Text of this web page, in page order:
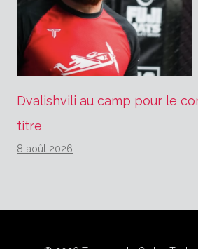
Dvalishvili au camp pour le
titre
8 août 2026